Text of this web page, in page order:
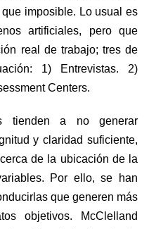
imposible. Lo usual es
artificiales, pero que
real de trabajo; tres de
1) Entrevistas. 2)
Centers.
tienden a no generar
y claridad suficiente,
de la ubicación de la
Por ello, se han
que generen más
objetivos. McClelland